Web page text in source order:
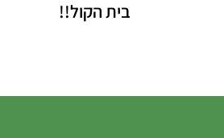
בית הקול!!